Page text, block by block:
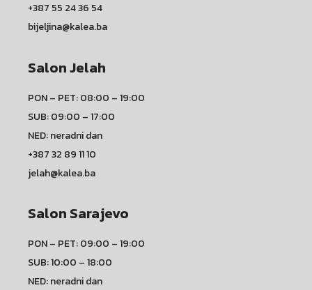
+387 55 24 36 54
bijeljina@kalea.ba
Salon Jelah
PON – PET: 08:00 – 19:00
SUB: 09:00 – 17:00
NED: neradni dan
+387 32 89 11 10
jelah@kalea.ba
Salon Sarajevo
PON – PET: 09:00 – 19:00
SUB: 10:00 – 18:00
NED: neradni dan